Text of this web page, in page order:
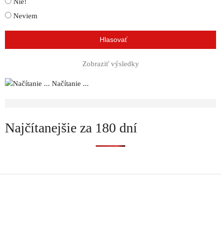
Neviem
Zobraziť výsledky
Načítanie ...
Najčítanejšie za 180 dní